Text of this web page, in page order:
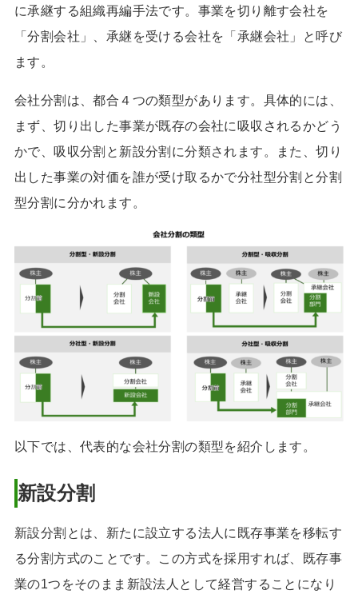
に承継する組織再編手法です。事業を切り離す会社を
「分割会社」、承継を受ける会社を「承継会社」と呼び
ます。
会社分割は、都合４つの類型があります。具体的には、
まず、切り出した事業が既存の会社に吸収されるかどう
かで、吸収分割と新設分割に分類されます。また、切り
出した事業の対価を誰が受け取るかで分社型分割と分割
型分割に分かれます。
以下では、代表的な会社分割の類型を紹介します。
新設分割
新設分割とは、新たに設立する法人に既存事業を移転す
る分割方式のことです。この方式を採用すれば、既存事
業の1つをそのまま新設法人として経営することになり